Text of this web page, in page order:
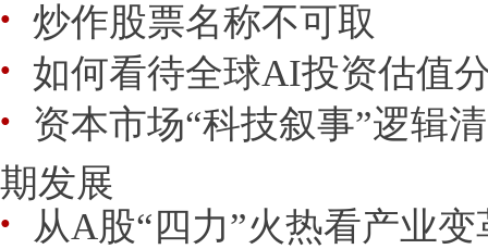
● 炒作股票名称不可取
● 如何看待全球AI投资估值
● 资本市场“科技叙事”逻辑
期发展
● 从A股“四力”火热看产业